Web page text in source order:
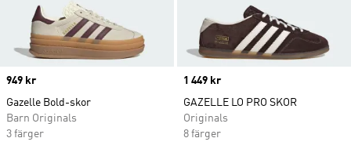
Price
949 kr
Gazelle Bold-skor
Barn Originals
3 färger
Price
1 449 kr
GAZELLE LO PRO SKOR
Originals
8 färger